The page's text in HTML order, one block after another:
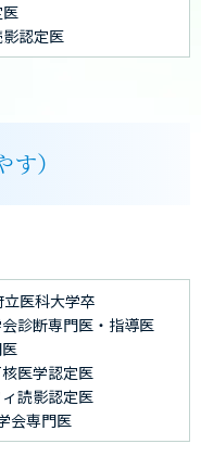
認定医
）
医科大学卒
診断専門医・指導医
医学認定医
読影認定医
会専門医